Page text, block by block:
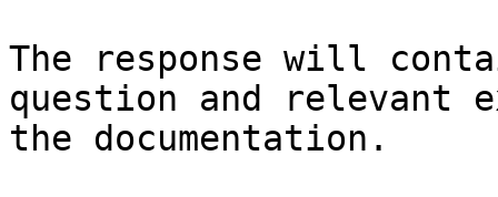
The response will
question and relevant
the documentation.